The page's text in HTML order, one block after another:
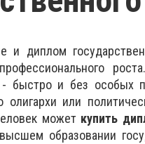
и диплом
быстро и без особых
олигархи или
может купить
образовании